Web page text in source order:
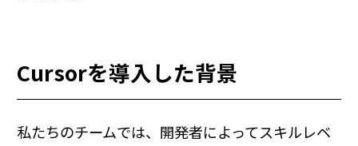
Cursorを導入した背景
私たちのチームでは、開発者によってスキルレベ